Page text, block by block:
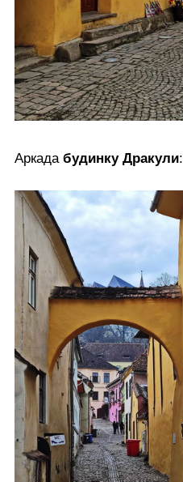
Аркадабудинку Дракули: